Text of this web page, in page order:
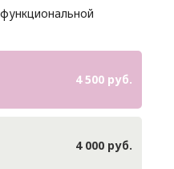
4 500 руб.
4 000 руб.